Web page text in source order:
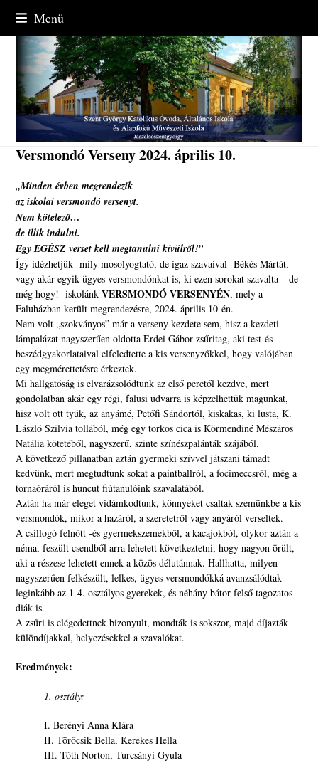
content
Menü
Versmondó Verseny 2024. április 10.
„Minden évben megrendezik
az iskolai versmondó versenyt.
Nem kötelező…
de illik indulni.
Egy EGÉSZ verset kell megtanulni kívülről!”
Így idézhetjük -mily mosolyogtató, de igaz szavaival- Békés Mártát,
vagy akár egyik ügyes versmondónkat is, ki ezen sorokat szavalta – de
még hogy!- iskolánkVERSMONDÓ VERSENYÉN, mely a
Faluházban került megrendezésre, 2024. április 10-én.
Nem volt „szokványos” már a verseny kezdete sem, hisz a kezdeti
lámpalázat nagyszerűen oldotta Erdei Gábor zsűritag, aki test-és
beszédgyakorlataival elfeledtette a kis versenyzőkkel, hogy valójában
egy megmérettetésre érkeztek.
Mi hallgatóság is elvarázsolódtunk az első perctől kezdve, mert
gondolatban akár egy régi, falusi udvarra is képzelhettük magunkat,
hisz volt ott tyúk, az anyámé, Petőfi Sándortól, kiskakas, ki lusta, K.
László Szilvia tollából, még egy torkos cica is Körmendiné Mészáros
Natália kötetéből, nagyszerű, szinte színészpalánták szájából.
A következő pillanatban aztán gyermeki szívvel játszani támadt
kedvünk, mert megtudtunk sokat a paintballról, a focimeccsről, még a
tornaóráról is huncut fiútanulóink szavalatából.
Aztán ha már eleget vidámkodtunk, könnyeket csaltak szemünkbe a kis
versmondók, mikor a hazáról, a szeretetről vagy anyáról verseltek.
A csillogó felnőtt -és gyermekszemekből, a kacajokból, olykor aztán a
néma, feszült csendből arra lehetett következtetni, hogy nagyon örült,
aki a részese lehetett ennek a közös délutánnak. Hallhatta, milyen
nagyszerűen felkészült, lelkes, ügyes versmondókká avanzsálódtak
leginkább az 1-4. osztályos gyerekek, és néhány bátor felső tagozatos
diák is.
A zsűri is elégedettnek bizonyult, mondták is sokszor, majd díjazták
különdíjakkal, helyezésekkel a szavalókat.
Eredmények:
1. osztály:
I. Berényi Anna Klára
II. Törőcsik Bella, Kerekes Hella
III. Tóth Norton, Turcsányi Gyula